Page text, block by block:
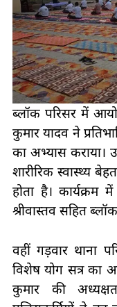
ब्लॉक परिसर में
कुमार यादव ने
का अभ्यास कराया।
शारीरिक स्वास्थ्य
होता है।
श्रीवास्तव सहित
वहीं गड़वार थाना
विशेष योग सत्र का
कुमार की